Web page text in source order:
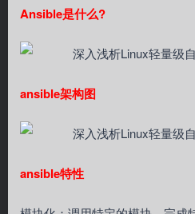
Ansible是什么?
ansible架构图
ansible特性